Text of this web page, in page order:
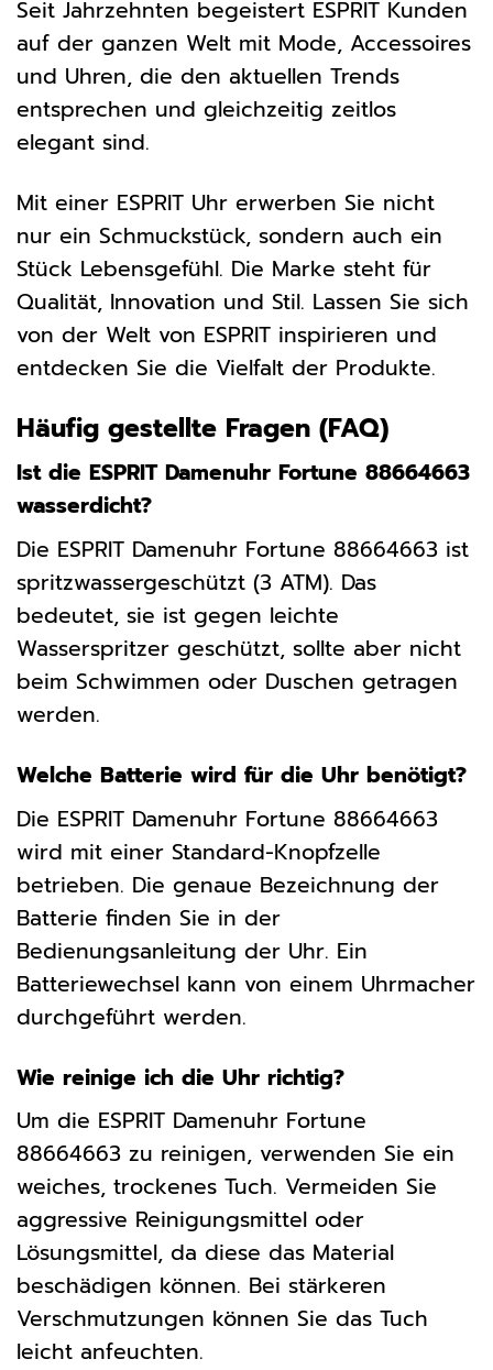
Seit Jahrzehnten begeistert ESPRIT Kunden
auf der ganzen Welt mit Mode, Accessoires
und Uhren, die den aktuellen Trends
entsprechen und gleichzeitig zeitlos
elegant sind.
Mit einer ESPRIT Uhr erwerben Sie nicht
nur ein Schmuckstück, sondern auch ein
Stück Lebensgefühl. Die Marke steht für
Qualität, Innovation und Stil. Lassen Sie sich
von der Welt von ESPRIT inspirieren und
entdecken Sie die Vielfalt der Produkte.
Häufig gestellte Fragen (FAQ)
Ist die ESPRIT Damenuhr Fortune 88664663
wasserdicht?
Die ESPRIT Damenuhr Fortune 88664663 ist
spritzwassergeschützt (3 ATM). Das
bedeutet, sie ist gegen leichte
Wasserspritzer geschützt, sollte aber nicht
beim Schwimmen oder Duschen getragen
werden.
Welche Batterie wird für die Uhr benötigt?
Die ESPRIT Damenuhr Fortune 88664663
wird mit einer Standard-Knopfzelle
betrieben. Die genaue Bezeichnung der
Batterie finden Sie in der
Bedienungsanleitung der Uhr. Ein
Batteriewechsel kann von einem Uhrmacher
durchgeführt werden.
Wie reinige ich die Uhr richtig?
Um die ESPRIT Damenuhr Fortune
88664663 zu reinigen, verwenden Sie ein
weiches, trockenes Tuch. Vermeiden Sie
aggressive Reinigungsmittel oder
Lösungsmittel, da diese das Material
beschädigen können. Bei stärkeren
Verschmutzungen können Sie das Tuch
leicht anfeuchten.